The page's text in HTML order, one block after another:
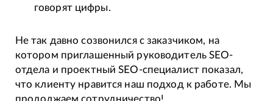
говорят цифры.
Не так давно созвонился с заказчиком, на
котором приглашенный руководитель SEO-
отдела и проектный SEO-специалист показал,
что клиенту нравится наш подход к работе. Мы
продолжаем сотрудничество!